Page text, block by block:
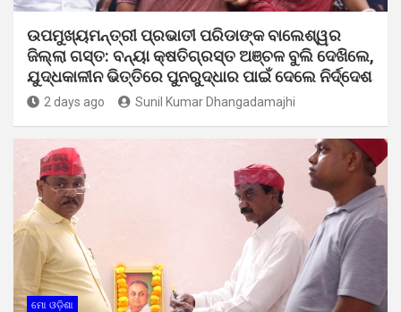
ଉପମୁଖ୍ୟମନ୍ତ୍ରୀ ପ୍ରଭାତୀ ପରିଡାଙ୍କ ବାଲେଶ୍ୱର
ଜିଲ୍ଲା ଗସ୍ତ: ବନ୍ୟା କ୍ଷତିଗ୍ରସ୍ତ ଅଞ୍ଚଳ ବୁଲି ଦେଖିଲେ,
ଯୁଦ୍ଧକାଳୀନ ଭିତ୍ତିରେ ପୁନରୁଦ୍ଧାର ପାଇଁ ଦେଲେ ନିର୍ଦ୍ଦେଶ
2 days ago Sunil Kumar Dhangadamajhi
ମୋ ଓଡ଼ିଶା